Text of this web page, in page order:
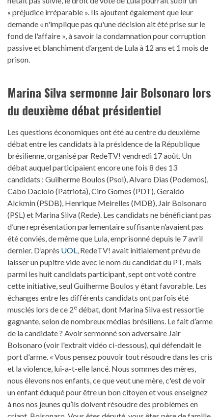
« préjudice irréparable ». Ils ajoutent également que leur
demande « n'implique pas qu'une décision ait été prise sur le
fond de l'affaire », à savoir la condamnation pour corruption
passive et blanchiment d’argent de Lula à 12 ans et 1 mois de
prison.
Marina Silva sermonne Jair Bolsonaro lors
du deuxième débat présidentiel
Les questions économiques ont été au centre du deuxième
débat entre les candidats à la présidence de la République
brésilienne, organisé par RedeTV! vendredi 17 août. Un
débat auquel participaient encore une fois 8 des 13
candidats : Guilherme Boulos (Psol), Alvaro Dias (Podemos),
Cabo Daciolo (Patriota), Ciro Gomes (PDT), Geraldo
Alckmin (PSDB), Henrique Meirelles (MDB), Jair Bolsonaro
(PSL) et Marina Silva (Rede). Les candidats ne bénéficiant pas
d’une représentation parlementaire suffisante n’avaient pas
été conviés, de même que Lula, emprisonné depuis le 7 avril
dernier. D’après UOL , RedeTV! avait initialement prévu de
laisser un pupitre vide avec le nom du candidat du PT, mais
parmi les huit candidats participant, sept ont voté contre
cette initiative, seul Guilherme Boulos y étant favorable. Les
échanges entre les différents candidats ont parfois été
musclés lors de ce 2e débat, dont Marina Silva est ressortie
gagnante, selon de nombreux médias brésiliens. Le fait d’arme
de la candidate ? Avoir sermonné son adversaire Jair
Bolsonaro (voir l'extrait vidéo ci-dessous), qui défendait le
port d'arme. « Vous pensez pouvoir tout résoudre dans les cris
et la violence, lui-a-t-elle lancé. Nous sommes des mères,
nous élevons nos enfants, ce que veut une mère, c'est de voir
un enfant éduqué pour être un bon citoyen et vous enseignez
à nos nos jeunes qu’ils doivent résoudre des problèmes en